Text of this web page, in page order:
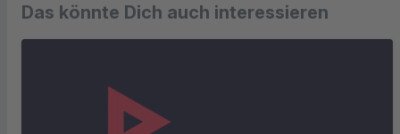
Das könnte Dich auch interessieren